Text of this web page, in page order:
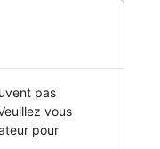
pas
vous
pour